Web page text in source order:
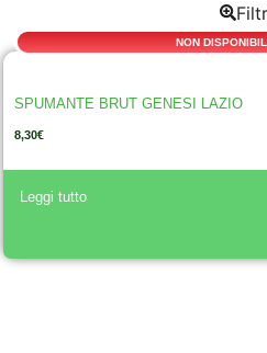
NON
SPUMANTE BRUT GENESI LAZIO
8,30€
Leggi tutto
n